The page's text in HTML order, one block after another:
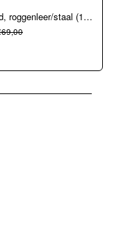
Armband, roggenleer/staal (12mm.breed) kleur rood - 10023